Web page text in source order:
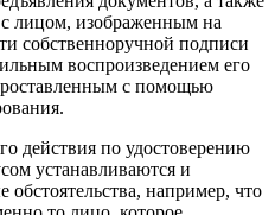
лицом, изображенным на
собственноручной подписи
воспроизведением его
с помощью
действия по удостоверению
устанавливаются и
например, что